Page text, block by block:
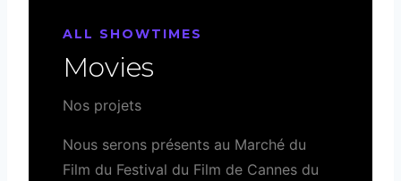
ALL SHOWTIMES
Movies
Nos projets
Nous serons présents au Marché du
Film du Festival du Film de Cannes du